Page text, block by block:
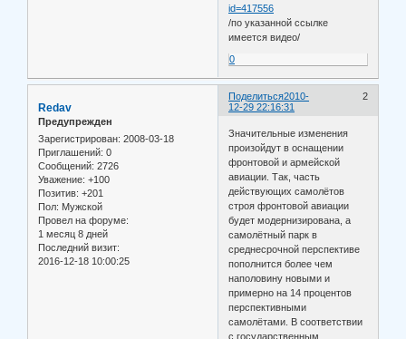
id=417556
/по указанной ссылке
имеется видео/
0
Поделиться 2
2010-
12-29 22:16:31
Redav
Предупрежден
Зарегистрирован: 2008-03-18
Приглашений: 0
Сообщений: 2726
Уважение: +100
Позитив: +201
Пол: Мужской
Провел на форуме:
1 месяц 8 дней
Последний визит:
2016-12-18 10:00:25
Значительные изменения
произойдут в оснащении
фронтовой и армейской
авиации. Так, часть
действующих самолётов
строя фронтовой авиации
будет модернизирована, а
самолётный парк в
среднесрочной перспективе
пополнится более чем
наполовину новыми и
примерно на 14 процентов
перспективными
самолётами. В соответствии
с государственным